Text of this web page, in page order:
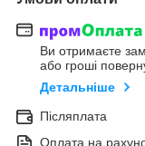
Ви отримаєте
або гроші
Детальніше
Післяплата
Оплата на